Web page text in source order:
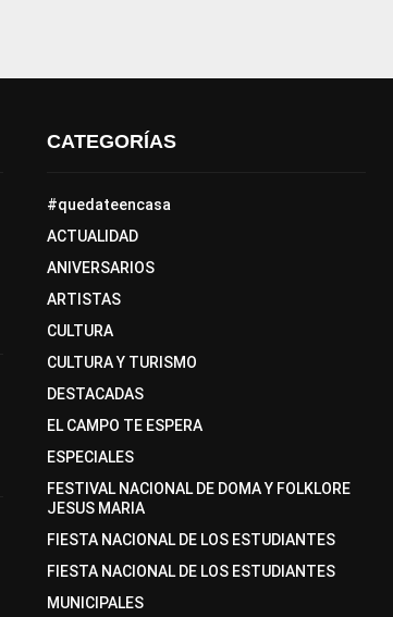
CATEGORÍAS
#quedateencasa
ACTUALIDAD
ANIVERSARIOS
ARTISTAS
CULTURA
CULTURA Y TURISMO
DESTACADAS
EL CAMPO TE ESPERA
ESPECIALES
FESTIVAL NACIONAL DE DOMA Y FOLKLORE
JESUS MARIA
FIESTA NACIONAL DE LOS ESTUDIANTES
FIESTA NACIONAL DE LOS ESTUDIANTES
MUNICIPALES